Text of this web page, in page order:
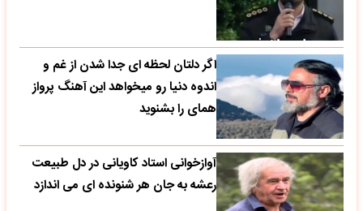
اگر دلتان لحظه ای جدا شدن از غم و
اندوه دنیا رو میخواهد این آهنگ پرواز
همای را بشنوید
آوازخوانی استاد کاویانی در دل طبیعت
رعشه به جان هر شنونده ای می اندازد